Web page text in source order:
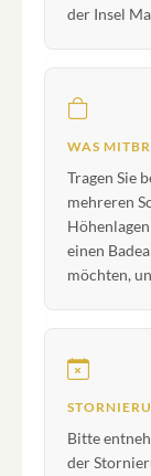
der Insel
WAS
Tragen Sie
mehreren
einen
möchten,
Bitte
der